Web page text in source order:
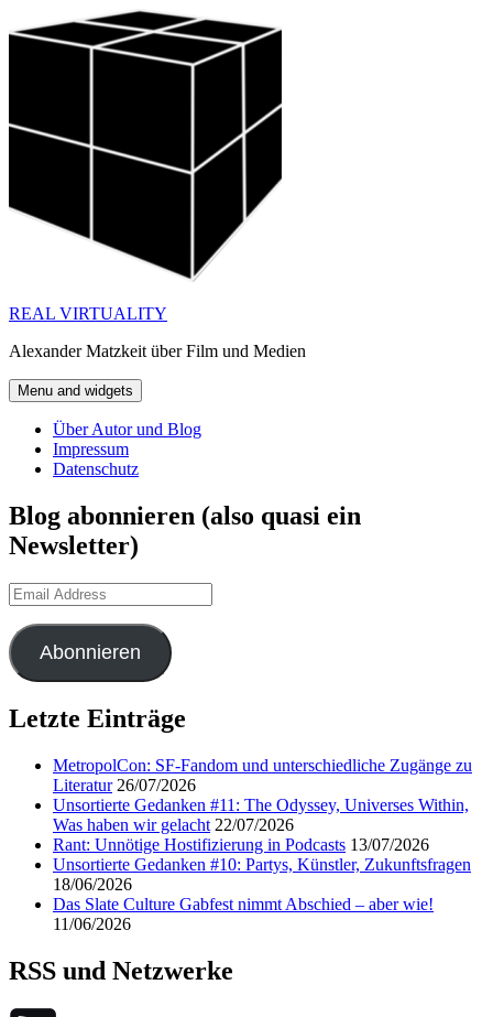
to
REAL VIRTUALITY
Alexander Matzkeit über Film und Medien
Menu and widgets
Über Autor und Blog
Impressum
Datenschutz
Blog abonnieren (also quasi ein
Newsletter)
Email
Address
Abonnieren
Letzte Einträge
MetropolCon: SF-Fandom und unterschiedliche Zugänge zu
Literatur 26/07/2026
Unsortierte Gedanken #11: The Odyssey, Universes Within,
Was haben wir gelacht 22/07/2026
Rant: Unnötige Hostifizierung in Podcasts 13/07/2026
Unsortierte Gedanken #10: Partys, Künstler, Zukunftsfragen
18/06/2026
Das Slate Culture Gabfest nimmt Abschied – aber wie!
11/06/2026
RSS und Netzwerke